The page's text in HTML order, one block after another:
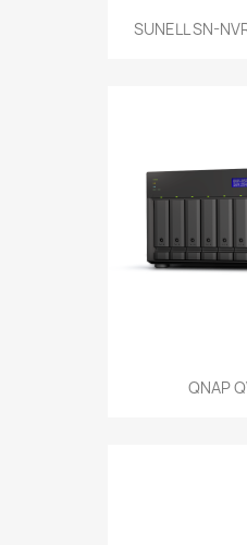
SUNELL SN-
QNAP